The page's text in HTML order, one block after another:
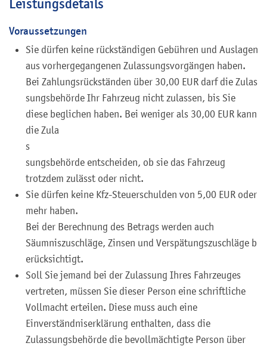
Leistungsdetails
Voraussetzungen
Sie dürfen keine rückständigen Gebühren und Auslagen
aus vorhergegangenen Zulassungsvorgängen haben.
Bei Zahlungsrückständen über 30,00 EUR darf die Zulas
sungsbehörde Ihr Fahrzeug nicht zulassen, bis Sie
diese beglichen haben. Bei weniger als 30,00 EUR kann
die Zula
s
sungsbehörde entscheiden, ob sie das Fahrzeug
trotzdem zulässt oder nicht.
Sie dürfen keine Kfz-Steuerschulden von 5,00 EUR oder
mehr haben.
Bei der Berechnung des Betrags werden auch
Säumniszuschläge, Zinsen und Verspätungszuschläge b
erücksichtigt.
Soll Sie jemand bei der Zulassung Ihres Fahrzeuges
vertreten, müssen Sie dieser Person eine schriftliche
Vollmacht erteilen. Diese muss auch eine
Einverständniserklärung enthalten, dass die
Zulassungsbehörde die bevollmächtigte Person über